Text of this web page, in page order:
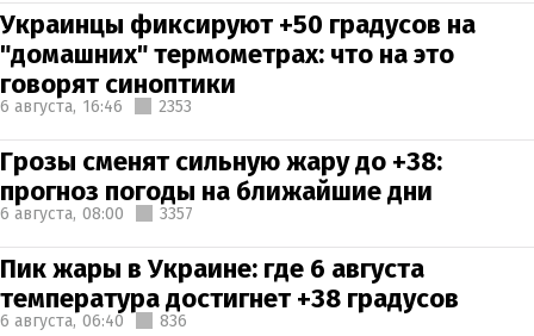
Украинцы фиксируют +50 градусов на
"домашних" термометрах: что на это
говорят синоптики
6 августа, 16:46 2353
Грозы сменят сильную жару до +38:
прогноз погоды на ближайшие дни
6 августа, 08:00 3357
Пик жары в Украине: где 6 августа
температура достигнет +38 градусов
6 августа, 06:40 836